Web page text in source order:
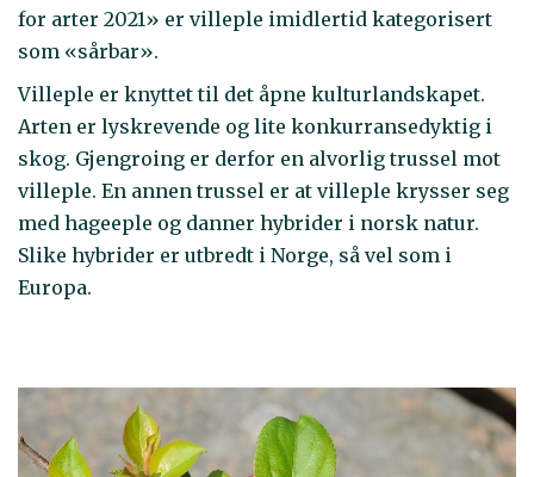
for arter 2021» er villeple imidlertid kategorisert
som «sårbar».
Villeple er knyttet til det åpne kulturlandskapet.
Arten er lyskrevende og lite konkurransedyktig i
skog. Gjengroing er derfor en alvorlig trussel mot
villeple. En annen trussel er at villeple krysser seg
med hageeple og danner hybrider i norsk natur.
Slike hybrider er utbredt i Norge, så vel som i
Europa.